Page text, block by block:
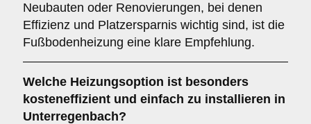
Neubauten oder Renovierungen, bei denen
Effizienz und Platzersparnis wichtig sind, ist die
Fußbodenheizung eine klare Empfehlung.
Welche Heizungsoption ist besonders
kosteneffizient und einfach zu installieren in
Unterregenbach?